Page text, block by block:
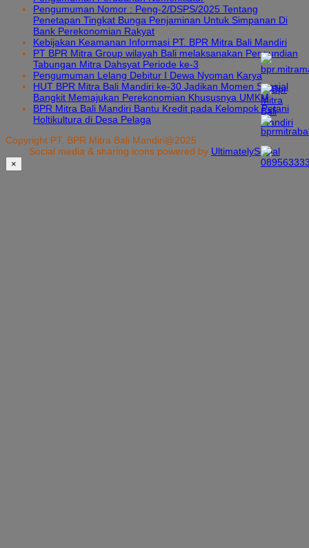
Pengumuman Nomor : Peng-2/DSPS/2025 Tentang
Penetapan Tingkat Bunga Penjaminan Untuk Simpanan Di
Bank Perekonomian Rakyat
Kebijakan Keamanan Informasi PT. BPR Mitra Bali Mandiri
PT BPR Mitra Group wilayah Bali melaksanakan Pengundian
Tabungan Mitra Dahsyat Periode ke-3
Pengumuman Lelang Debitur I Dewa Nyoman Karya
HUT BPR Mitra Bali Mandiri ke-30 Jadikan Momen Spesial
Bangkit Memajukan Perekonomian Khususnya UMKM
BPR Mitra Bali Mandiri Bantu Kredit pada Kelompok Petani
Holtikultura di Desa Pelaga
Copyright PT. BPR Mitra Bali Mandiri@2025
Social media & sharing icons powered by UltimatelySocial
×